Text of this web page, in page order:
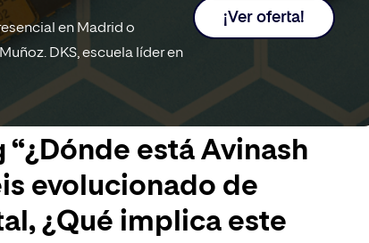
en Madrid o
DKS, escuela líder en
¡Ver oferta!
está Avinash
evolucionado de
¿Qué implica este